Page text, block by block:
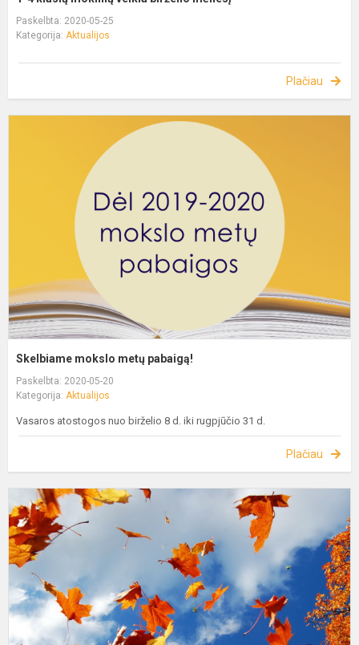
Paskelbta: 2020-05-25
Kategorija: Aktualijos
Plačiau
Skelbiame mokslo metų pabaigą!
Paskelbta: 2020-05-20
Kategorija: Aktualijos
Vasaros atostogos nuo birželio 8 d. iki rugpjūčio 31 d.
Plačiau